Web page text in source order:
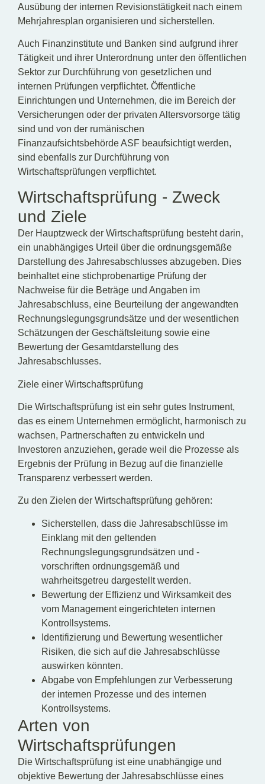
Ausübung der internen Revisionstätigkeit nach einem
Mehrjahresplan organisieren und sicherstellen.
Auch Finanzinstitute und Banken sind aufgrund ihrer
Tätigkeit und ihrer Unterordnung unter den öffentlichen
Sektor zur Durchführung von gesetzlichen und
internen Prüfungen verpflichtet. Öffentliche
Einrichtungen und Unternehmen, die im Bereich der
Versicherungen oder der privaten Altersvorsorge tätig
sind und von der rumänischen
Finanzaufsichtsbehörde ASF beaufsichtigt werden,
sind ebenfalls zur Durchführung von
Wirtschaftsprüfungen verpflichtet.
Wirtschaftsprüfung - Zweck
und Ziele
Der Hauptzweck der Wirtschaftsprüfung besteht darin,
ein unabhängiges Urteil über die ordnungsgemäße
Darstellung des Jahresabschlusses abzugeben. Dies
beinhaltet eine stichprobenartige Prüfung der
Nachweise für die Beträge und Angaben im
Jahresabschluss, eine Beurteilung der angewandten
Rechnungslegungsgrundsätze und der wesentlichen
Schätzungen der Geschäftsleitung sowie eine
Bewertung der Gesamtdarstellung des
Jahresabschlusses.
Ziele einer Wirtschaftsprüfung
Die Wirtschaftsprüfung ist ein sehr gutes Instrument,
das es einem Unternehmen ermöglicht, harmonisch zu
wachsen, Partnerschaften zu entwickeln und
Investoren anzuziehen, gerade weil die Prozesse als
Ergebnis der Prüfung in Bezug auf die finanzielle
Transparenz verbessert werden.
Zu den Zielen der Wirtschaftsprüfung gehören:
Sicherstellen, dass die Jahresabschlüsse im
Einklang mit den geltenden
Rechnungslegungsgrundsätzen und -
vorschriften ordnungsgemäß und
wahrheitsgetreu dargestellt werden.
Bewertung der Effizienz und Wirksamkeit des
vom Management eingerichteten internen
Kontrollsystems.
Identifizierung und Bewertung wesentlicher
Risiken, die sich auf die Jahresabschlüsse
auswirken könnten.
Abgabe von Empfehlungen zur Verbesserung
der internen Prozesse und des internen
Kontrollsystems.
Arten von
Wirtschaftsprüfungen
Die Wirtschaftsprüfung ist eine unabhängige und
objektive Bewertung der Jahresabschlüsse eines